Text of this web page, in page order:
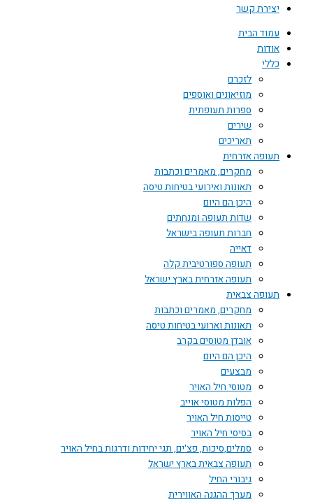
יצירת קשר
עמוד הבית
אודות
כללי
לזכרם
מוזיאונים ואוספים
ספרות תעופתית
שירים
תאריכים
תעופה אזרחית
מחקרים, מאמרים וכתבות
תאונות ואירועי בטיחות טיסה
היכן הם היום
שדות תעופה ומנחתים
חברות תעופה בישראל
דאייה
תעופה ספורטיבית קלה
תעופה אזרחית בארץ ישראל
תעופה צבאית
מחקרים, מאמרים וכתבות
תאונות וארועי בטיחות טיסה
אובדן מטוסים בקרב
היכן הם היום
מבצעים
מטוסי חיל האויר
הפלות מטוסי אוייב
טייסות חיל האויר
בסיסי חיל האויר
סמלים,סיכות, פצ'ים, תגי יחידות ודרגות בחיל האויר
תעופה צבאית בארץ ישראל
גיבורי החיל
מערך ההגנה האווירית